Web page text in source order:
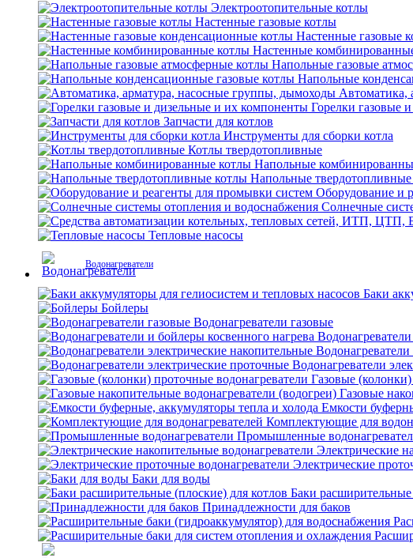
Электроотопительные котлы
Настенные газовые котлы
Настенные газовые
Настенные
Напольные газовые
Напольные
Автоматика,
Горелки газовые
Запчасти для котлов
Инструменты для сборки котла
Котлы твердотопливные
Напольные
Напольные
Оборудование и
Солнечные
Тепловые насосы
Водонагреватели
Баки
Бойлеры
Водонагреватели газовые
Водонагреватели
Газовые
Газовые
Емкости
Комплектующие для
Промышленные
Электрические
Электрические
Баки для воды
Баки расширительные
Принадлежности для баков